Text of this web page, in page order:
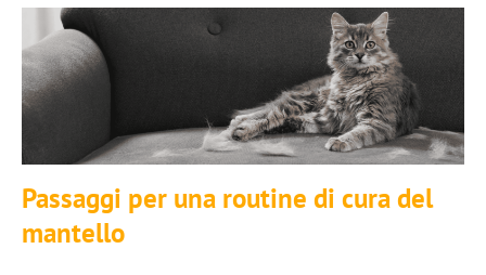
Passaggi per una routine di cura del
mantello